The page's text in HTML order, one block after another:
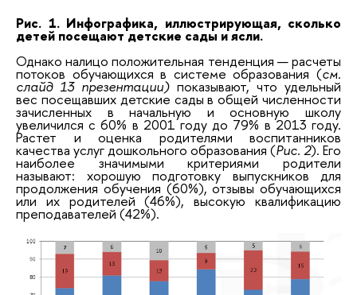
Рис. 1. Инфографика, иллюстрирующая, сколько
детей посещают детские сады и ясли.
Однако налицо положительная тенденция — расчеты
потоков обучающихся в системе образования (см.
слайд 13 презентации)показывают, что удельный
вес посещавших детские сады в общей численности
зачисленных в начальную и основную школу
увеличился с 60% в 2001 году до 79% в 2013 году.
Растет и оценка родителями воспитанников
качества услуг дошкольного образования (Рис. 2). Его
наиболее значимыми критериями родители
называют: хорошую подготовку выпускников для
продолжения обучения (60%), отзывы обучающихся
или их родителей (46%), высокую квалификацию
преподавателей (42%).